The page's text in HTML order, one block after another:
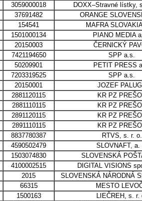
3059000018 DOXX–Stravné lístky,
37691482 ORANGE
154541 MAFRA
1501000134 PIANO MEDIA
20150003 ČERNICKÝ
7421194650 SPP a.s.
50209901 PETIT PRESS
7203319525 SPP a.s.
20150001 JOZEF
2881120115 KR PZ
2881110115 KR PZ
2891120115 KR PZ
2891110115 KR PZ
8837780387 RTVS, s. r. o.
4590502479 SLOVNAFT, a.
1503074830 SLOVENSKÁ
4100002515 DIGITAL VISIONS
2015 SLOVENSKÁ NÁRODNÁ
66315 MESTO
1500163 LIEČREH, s. r.